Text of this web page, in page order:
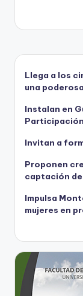
Llega a los
una
Instalan en
Invitan a
Proponen
captación de
Impulsa
mujeres en